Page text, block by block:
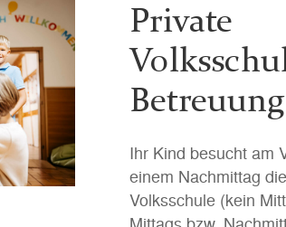
Private
Betreuung
Ihr Kind besucht am
einem Nachmittag
Volksschule (kein